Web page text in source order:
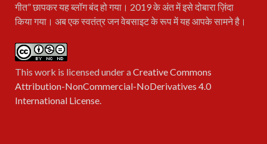
गीत” छापकर यह ब्लॉग बंद हो गया। 2019 के अंत में इसे दोबारा ज़िंदा
किया गया। अब एक स्वतंत्र जन वेबसाइट के रूप में यह आपके सामने है।
This work is licensed under aCreative Commons
Attribution-NonCommercial-NoDerivatives 4.0
International License.